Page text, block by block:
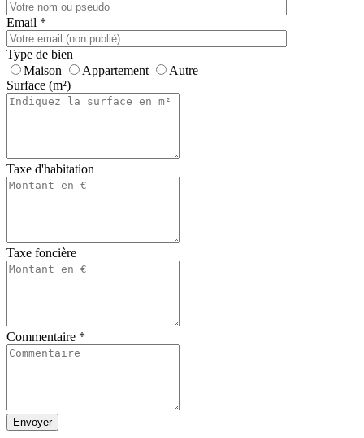
Email *
Type de bien
Maison
Appartement
Autre
Surface (m²)
Taxe d'habitation
Taxe foncière
Commentaire *